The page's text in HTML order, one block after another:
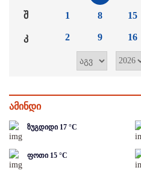
შ
კ
1
2
8
9
15
16
ამინდი
ზუგდიდი 17 °C
ფოთი 15 °C